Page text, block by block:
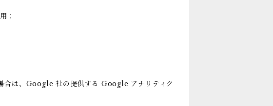
：
合は、Google 社の提供する Google アナリティク